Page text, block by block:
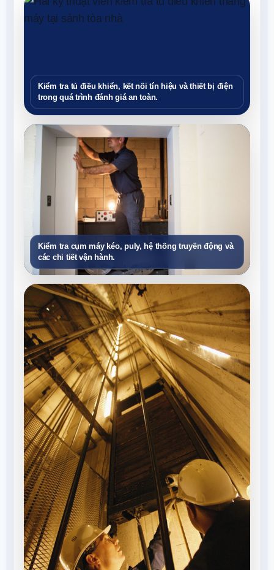
Kiểm tra tủ điều khiển, kết nối tín hiệu và thiết bị điện
trong quá trình đánh giá an toàn.
Kiểm tra cụm máy kéo, puly, hệ thống truyền động và
các chi tiết vận hành.